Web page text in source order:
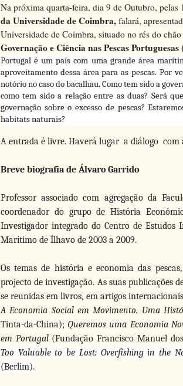
Na próxima quarta-feira, dia 9 de Outubro, pelas
da Universidade de Coimbra, falará,
Universidade de Coimbra, situado no rés do
Governação e Ciência nas Pescas
Portugal é um país com uma grande área
aproveitamento dessa área para as pescas. Por
notório no caso do bacalhau. Como tem sido a
como tem sido a relação entre as duas? Será
governação sobre o excesso de pescas?
habitats naturais?
A entrada é livre. Haverá lugar a diálogo com
Breve biografia de Álvaro Garrido
Professor associado com agregação da
coordenador do grupo de História
Investigador integrado do Centro de Estudos
Marítimo de Ílhavo de 2003 a 2009.
Os temas de história e economia das
projecto de investigação. As suas publicações
se reunidas em livros, em artigos
A Economia Social em Movimento. Uma
Tinta-da-China); Queremos uma Economia
em Portugal(Fundação Francisco Manuel dos
Too Valuable to be Lost: Overfishing in the
(Berlim).